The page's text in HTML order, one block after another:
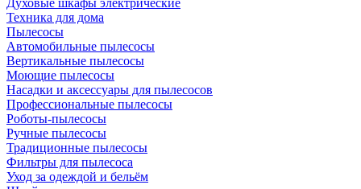
Духовые шкафы электрические
Техника для дома
Пылесосы
Автомобильные пылесосы
Вертикальные пылесосы
Моющие пылесосы
Насадки и аксессуары для пылесосов
Профессиональные пылесосы
Роботы-пылесосы
Ручные пылесосы
Традиционные пылесосы
Фильтры для пылесоса
Уход за одеждой и бельём